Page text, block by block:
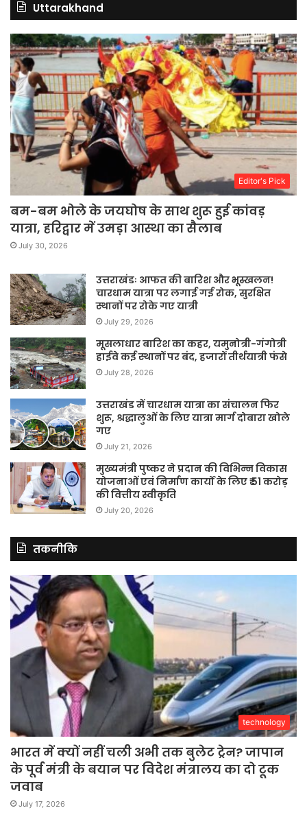
Uttarakhand
Editor's Pick
बम-बम भोले के जयघोष के साथ शुरू हुई कांवड़
यात्रा, हरिद्वार में उमड़ा आस्था का सैलाब
July 30, 2026
उत्तराखंडः आफत की बारिश और भूस्खलन!
चारधाम यात्रा पर लगाई गई रोक, सुरक्षित
स्थानों पर रोके गए यात्री
July 29, 2026
मूसलाधार बारिश का कहर, यमुनोत्री-गंगोत्री
हाईवे कई स्थानों पर बंद, हजारों तीर्थयात्री फंसे
July 28, 2026
उत्तराखंड में चारधाम यात्रा का संचालन फिर
शुरू, श्रद्धालुओं के लिए यात्रा मार्ग दोबारा खोले
गए
July 21, 2026
मुख्यमंत्री पुष्कर ने प्रदान की विभिन्न विकास
योजनाओं एवं निर्माण कार्यों के लिए ₹ 51 करोड़
की वित्तीय स्वीकृति
July 20, 2026
तकनीकि
technology
भारत में क्यों नहीं चली अभी तक बुलेट ट्रेन? जापान
के पूर्व मंत्री के बयान पर विदेश मंत्रालय का दो टूक
जवाब
July 17, 2026